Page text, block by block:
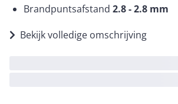
Brandpuntsafstand 2.8 - 2.8 mm
Bekijk volledige omschrijving